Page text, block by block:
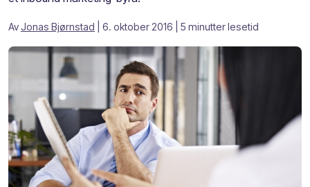
AvJonas Bjørnstad | 6. oktober 2016 | 5 minutter lesetid